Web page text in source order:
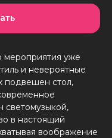
мероприятия уже
и невероятные
подвешен стол,
светомузыкой,
в настоящий
воображение